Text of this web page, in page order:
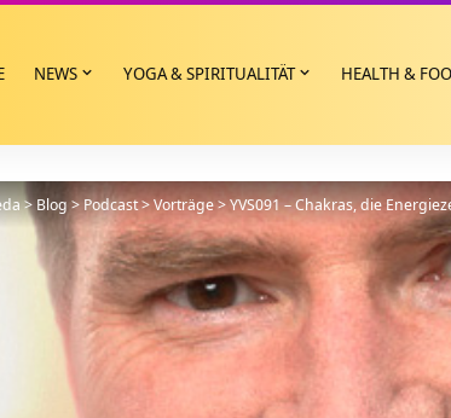
NEWS YOGA & SPIRITUALITÄT HEALTH &
>Blog>Podcast>Vorträge>YVS091 – Chakras, die